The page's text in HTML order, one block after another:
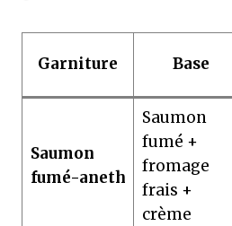
Garniture Base
Saumon
fumé-aneth
Saumon
fumé +
fromage
frais +
crème